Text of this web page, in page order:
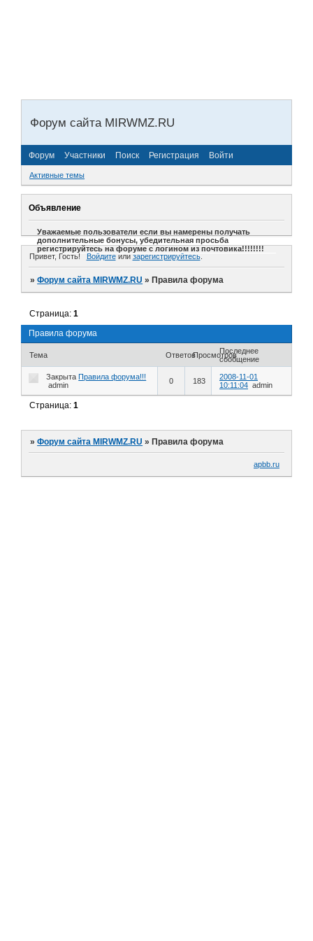
Форум сайта MIRWMZ.RU
Форум Участники Поиск Регистрация Войти
Активные темы
Объявление
Уважаемые пользователи если вы намерены получать
дополнительные бонусы, убедительная просьба
регистрируйтесь на форуме с логином из почтовика!!!!!!!!
Привет, Гость!
Войдитеили зарегистрируйтесь.
»Форум сайта MIRWMZ.RU » Правила форума
Правила форума
Страница:1
Тема ОтветовПросмотровПоследнее
сообщение
ЗакрытаПравила форума!!!
admin
0 183
2008-11-01
10:11:04 admin
Страница:1
»Форум сайта MIRWMZ.RU » Правила форума
apbb.ru